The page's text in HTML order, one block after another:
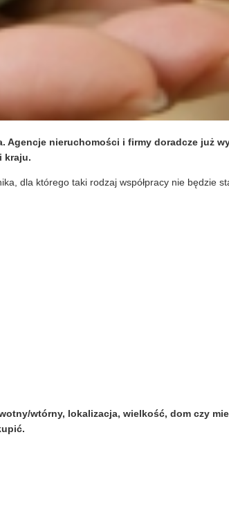
nieruchomości i firmy doradcze już
kraju.
dla którego taki rodzaj współpracy nie będzie
wtórny, lokalizacja, wielkość, dom czy